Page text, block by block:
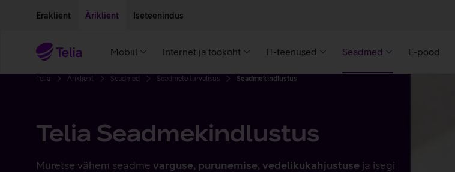
Eraklient Äriklient Iseteenindus
Mobiil Internet ja töökoht IT-teenused Seadmed E-pood
Telia Äriklient Seadmed Seadmete turvalisus Seadmekindlustus
Telia Seadmekindlustus
Muretse vähem seadme varguse, purunemise, vedelikukahjustuse ja isegi